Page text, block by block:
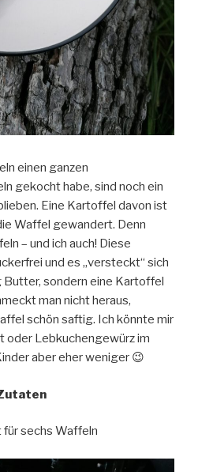
einen ganzen
gekocht habe, sind noch ein
Eine Kartoffel davon ist
Waffel gewandert. Denn
– und ich auch! Diese
und es „versteckt“ sich
Butter, sondern eine Kartoffel
man nicht heraus,
schön saftig. Ich könnte mir
oder Lebkuchengewürz im
aber eher weniger 😉
für sechs Waffeln